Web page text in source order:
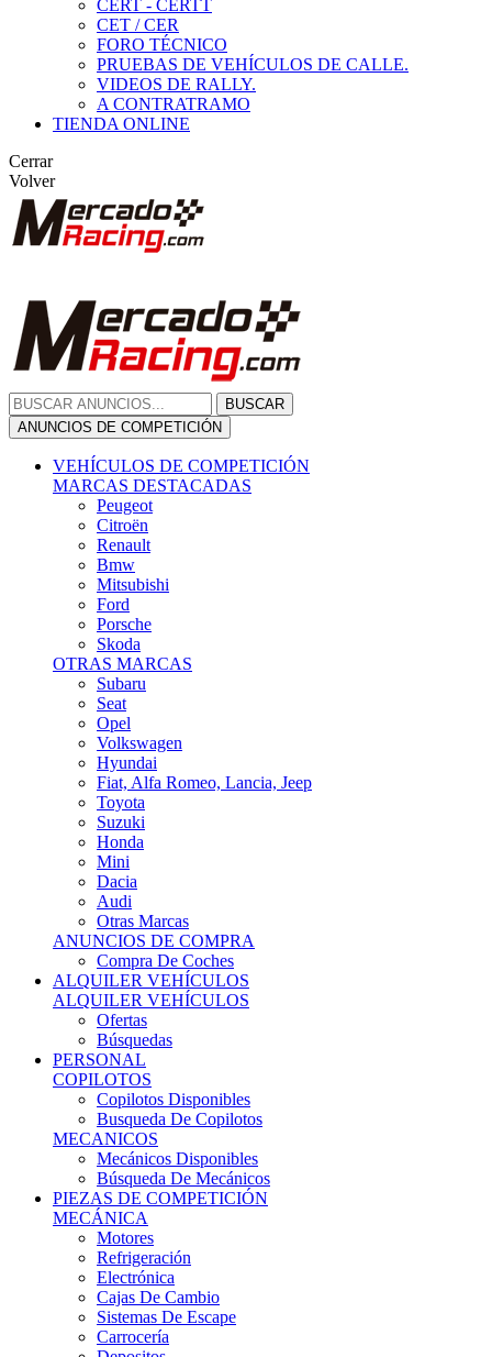
CERT - CERTT
CET / CER
FORO TÉCNICO
PRUEBAS DE VEHÍCULOS DE CALLE.
VIDEOS DE RALLY.
A CONTRATRAMO
TIENDA ONLINE
Cerrar
Volver
BUSCAR
ANUNCIOS DE COMPETICIÓN
VEHÍCULOS DE COMPETICIÓN
MARCAS DESTACADAS
Peugeot
Citroën
Renault
Bmw
Mitsubishi
Ford
Porsche
Skoda
OTRAS MARCAS
Subaru
Seat
Opel
Volkswagen
Hyundai
Fiat, Alfa Romeo, Lancia, Jeep
Toyota
Suzuki
Honda
Mini
Dacia
Audi
Otras Marcas
ANUNCIOS DE COMPRA
Compra De Coches
ALQUILER VEHÍCULOS
ALQUILER VEHÍCULOS
Ofertas
Búsquedas
PERSONAL
COPILOTOS
Copilotos Disponibles
Busqueda De Copilotos
MECANICOS
Mecánicos Disponibles
Búsqueda De Mecánicos
PIEZAS DE COMPETICIÓN
MECÁNICA
Motores
Refrigeración
Electrónica
Cajas De Cambio
Sistemas De Escape
Carrocería
Depositos
Suspensiones